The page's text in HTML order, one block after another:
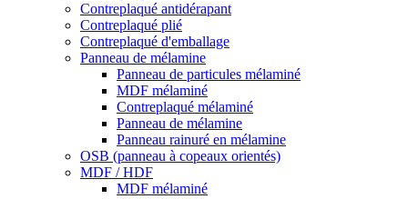
Contreplaqué antidérapant
Contreplaqué plié
Contreplaqué d'emballage
Panneau de mélamine
Panneau de particules mélaminé
MDF mélaminé
Contreplaqué mélaminé
Panneau de mélamine
Panneau rainuré en mélamine
OSB (panneau à copeaux orientés)
MDF / HDF
MDF mélaminé